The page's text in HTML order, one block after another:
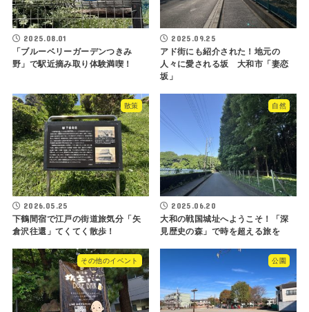
2025.08.01
「ブルーベリーガーデンつきみ
野」で駅近摘み取り体験満喫！
2025.09.25
アド街にも紹介された！地元の
人々に愛される坂 大和市「妻恋
坂」
散策
2026.05.25
下鶴間宿で江戸の街道旅気分「矢
倉沢往還」てくてく散歩！
自然
2025.06.20
大和の戦国城址へようこそ！「深
見歴史の森」で時を超える旅を
その他のイベント 公園